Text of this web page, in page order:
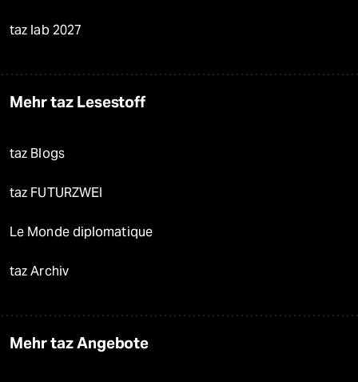
taz lab 2027
Mehr taz Lesestoff
taz Blogs
taz FUTURZWEI
Le Monde diplomatique
taz Archiv
Mehr taz Angebote